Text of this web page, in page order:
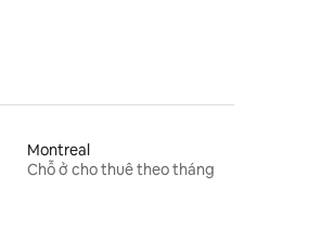
Montreal
Chỗ ở cho thuê theo tháng